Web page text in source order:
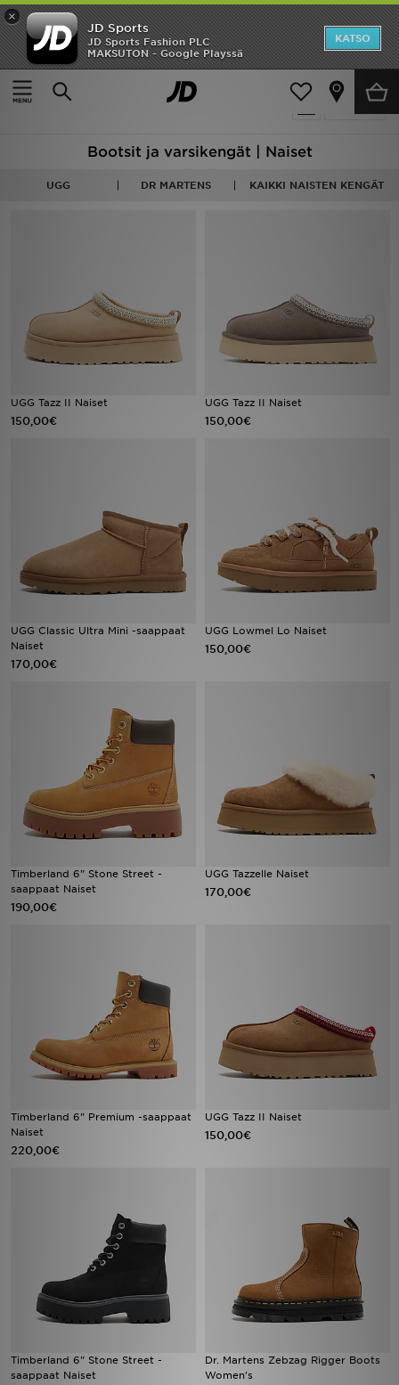
×
JD Sports
JD Sports Fashion PLC
MAKSUTON - Google Playssä
KATSO
Etusivu
Naiset Naisten kengät Saappaat ja kengät
Suodata
16 tuotetta
Bootsit ja varsikengät | Naiset
UGG DR MARTENS KAIKKI NAISTEN KENGÄT
UGG Tazz II Naiset
150,00€
UGG Tazz II Naiset
150,00€
UGG Classic Ultra Mini -saappaat
Naiset
170,00€
UGG Lowmel Lo Naiset
150,00€
Timberland 6" Stone Street -
saappaat Naiset
190,00€
UGG Tazzelle Naiset
170,00€
Timberland 6" Premium -saappaat
Naiset
220,00€
UGG Tazz II Naiset
150,00€
Timberland 6" Stone Street -
saappaat Naiset
Dr. Martens Zebzag Rigger Boots
Women's
Etusivu
Ale
Miehet
Tuotemerkit
Inspiroidu
Jalkapallo
Minun viestini